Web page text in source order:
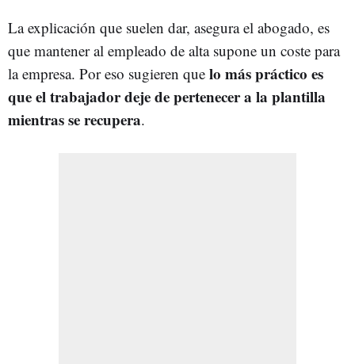
La explicación que suelen dar, asegura el abogado, es
que mantener al empleado de alta supone un coste para
la empresa. Por eso sugieren que lo más práctico es
que el trabajador deje de pertenecer a la plantilla
mientras se recupera.